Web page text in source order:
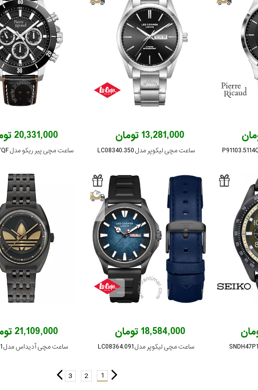
13,281,000 تومان
ساعت مچی لیکوپر مدل LC08340.350
20,331,000 تومان
ساعت مچی پیر ریکو مدل P60028.5217QF
18,584,000 تومان
ساعت مچی لیکوپر مدل LC08364.091
21,109,000 تومان
ساعت مچی آدیداس مدل AOFH23511
1
2
3